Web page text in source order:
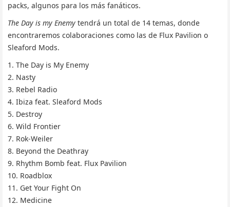
packs, algunos para los más fanáticos.
The Day is my Enemy tendrá un total de 14 temas, donde
encontraremos colaboraciones como las de Flux Pavilion o
Sleaford Mods.
1. The Day is My Enemy
2. Nasty
3. Rebel Radio
4. Ibiza feat. Sleaford Mods
5. Destroy
6. Wild Frontier
7. Rok-Weiler
8. Beyond the Deathray
9. Rhythm Bomb feat. Flux Pavilion
10. Roadblox
11. Get Your Fight On
12. Medicine